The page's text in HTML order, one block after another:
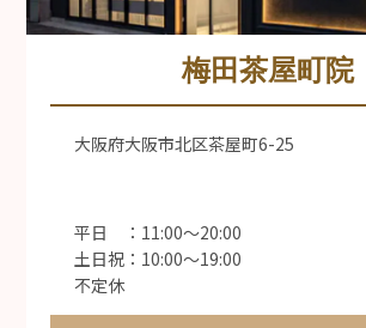
梅田茶屋町院
大阪府大阪市北区茶屋町6-25
平日 ：11:00〜20:00
土日祝：10:00〜19:00
不定休